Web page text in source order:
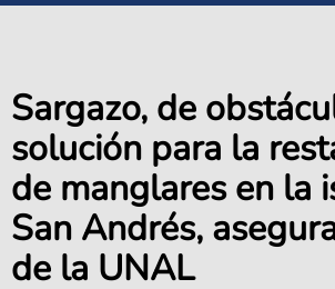
Sargazo, de
solución para la
de manglares en la
San Andrés,
de la UNAL